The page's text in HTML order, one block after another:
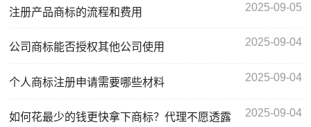
注册产品商标的流程和费用 2025-09-05
公司商标能否授权其他公司使用 2025-09-04
个人商标注册申请需要哪些材料 2025-09-04
如何花最少的钱更快拿下商标？代理不愿透露
2025-09-04